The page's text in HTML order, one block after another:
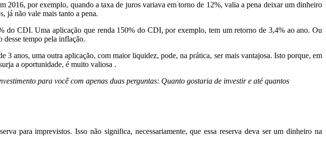
2016, por exemplo, quando a taxa de juros variava em torno de 12%, valia a pena deixar um dinheiro
já não vale mais tanto a pena.
do CDI. Uma aplicação que renda 150% do CDI, por exemplo, tem um retorno de 3,4% ao ano. Ou
desse tempo pela inflação.
anos, uma outra aplicação, com maior liquidez, pode, na prática, ser mais vantajosa. Isto porque, em
a oportunidade, é muito valiosa .
para você com apenas duas perguntas: Quanto gostaria de investir e até quantos
para imprevistos. Isso não significa, necessariamente, que essa reserva deva ser um dinheiro na